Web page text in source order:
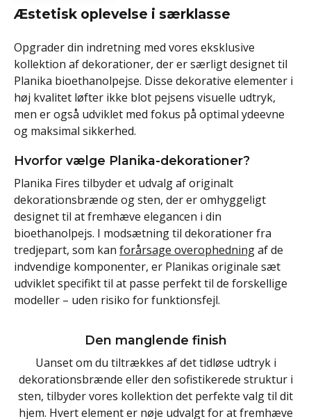
Æstetisk oplevelse i særklasse
Opgrader din indretning med vores eksklusive
kollektion af dekorationer, der er særligt designet til
Planika bioethanolpejse. Disse dekorative elementer i
høj kvalitet løfter ikke blot pejsens visuelle udtryk,
men er også udviklet med fokus på optimal ydeevne
og maksimal sikkerhed.
Hvorfor vælge Planika-dekorationer?
Planika Fires tilbyder et udvalg af originalt
dekorationsbrænde og sten, der er omhyggeligt
designet til at fremhæve elegancen i din
bioethanolpejs. I modsætning til dekorationer fra
tredjepart, som kan forårsage overophedningaf de
indvendige komponenter, er Planikas originale sæt
udviklet specifikt til at passe perfekt til de forskellige
modeller – uden risiko for funktionsfejl.
Den manglende finish
Uanset om du tiltrækkes af det tidløse udtryk i
dekorationsbrænde eller den sofistikerede struktur i
sten, tilbyder vores kollektion det perfekte valg til dit
hjem. Hvert element er nøje udvalgt for at fremhæve